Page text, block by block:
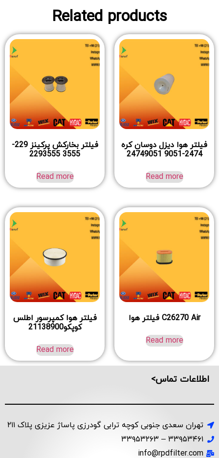
Related products
فیلتر هوا دیزل دوسان کره
2474-9051 24749051
Read more
فیلتر بخارکش پرکینز 229-
3555 2293555
Read more
C26270 Air فیلتر هوا
Read more
فیلتر هوا کمپرسور اطلس
کوپکو21138900
Read more
اطلاعات تماس>
تهران سعدی جنوبی کوچه ترابی گودرزی پاساژ عزیزی پلاک ۲۱۱
۳۳۹۵۳۴۶۱ – ۳۳۹۵۳۲۶۳
info@rpdfilter.com